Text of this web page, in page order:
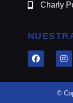
Charly
©